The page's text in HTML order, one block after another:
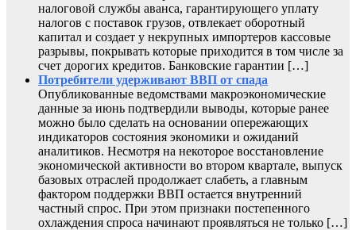
налоговой службы аванса, гарантирующего уплату
налогов с поставок грузов, отвлекает оборотный
капитал и создает у некрупных импортеров кассовые
разрывы, покрывать которые приходится в том числе за
счет дорогих кредитов. Банковские гарантии […]
Потребители удерживают ВВП от спада
Опубликованные ведомствами макроэкономические
данные за июнь подтвердили выводы, которые ранее
можно было сделать на основании опережающих
индикаторов состояния экономики и ожиданий
аналитиков. Несмотря на некоторое восстановление
экономической активности во втором квартале, выпуск
базовых отраслей продолжает слабеть, а главным
фактором поддержки ВВП остается внутренний
частный спрос. При этом признаки постепенного
охлаждения спроса начинают проявляться не только […]